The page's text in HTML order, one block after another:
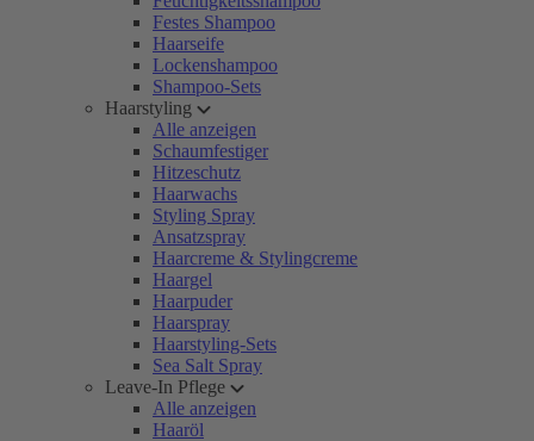
Festes Shampoo
Haarseife
Lockenshampoo
Shampoo-Sets
Haarstyling
Alle anzeigen
Schaumfestiger
Hitzeschutz
Haarwachs
Styling Spray
Ansatzspray
Haarcreme & Stylingcreme
Haargel
Haarpuder
Haarspray
Haarstyling-Sets
Sea Salt Spray
Leave-In Pflege
Alle anzeigen
Haaröl